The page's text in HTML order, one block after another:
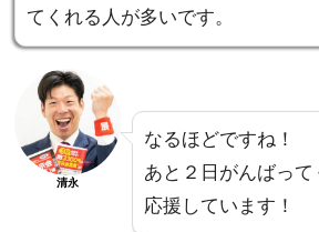
てくれる人が多いです。
清永
なるほどですね！
あと２日がんばって
応援しています！